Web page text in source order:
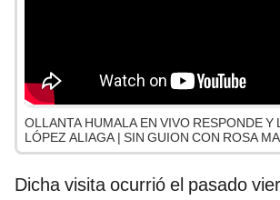
OLLANTA HUMALA EN VIVO RESPONDE Y
LÓPEZ ALIAGA | SIN GUION CON ROSA
Dicha visita ocurrió el pasado